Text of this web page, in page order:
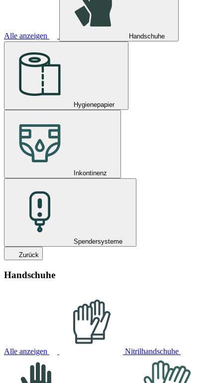
Alle anzeigen Handschuhe
Hygienepapier
Inkontinenz
Spendersysteme
Zurück
Handschuhe
Alle anzeigen Nitrilhandschuhe